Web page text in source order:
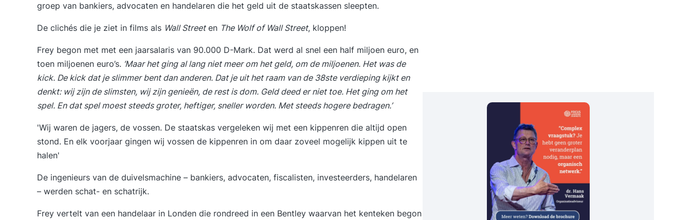
groep van bankiers, advocaten en handelaren die het geld uit de staatskassen sleepten.
De clichés die je ziet in films als Wall Streeten The Wolf of Wall Street, kloppen!
Frey begon met met een jaarsalaris van 90.000 D-Mark. Dat werd al snel een half miljoen euro, en
toen miljoenen euro’s. ‘Maar het ging al lang niet meer om het geld, om de miljoenen. Het was de
kick. De kick dat je slimmer bent dan anderen. Dat je uit het raam van de 38ste verdieping kijkt en
denkt: wij zijn de slimsten, wij zijn genieën, de rest is dom. Geld deed er niet toe. Het ging om het
spel. En dat spel moest steeds groter, heftiger, sneller worden. Met steeds hogere bedragen.’
'Wij waren de jagers, de vossen. De staatskas vergeleken wij met een kippenren die altijd open
stond. En elk voorjaar gingen wij vossen de kippenren in om daar zoveel mogelijk kippen uit te
halen'
De ingenieurs van de duivelsmachine – bankiers, advocaten, fiscalisten, investeerders, handelaren
– werden schat- en schatrijk.
Frey vertelt van een handelaar in Londen die rondreed in een Bentley waarvan het kenteken begon